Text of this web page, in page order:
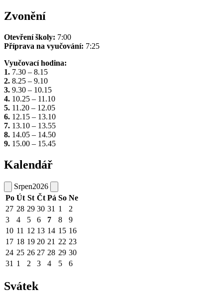
Zvonění
Otevření školy: 7:00
Příprava na vyučování: 7:25
Vyučovací hodina:
1. 7.30 – 8.15
2. 8.25 – 9.10
3. 9.30 – 10.15
4. 10.25 – 11.10
5. 11.20 – 12.05
6. 12.15 – 13.10
7. 13.10 – 13.55
8. 14.05 – 14.50
9. 15.00 – 15.45
Kalendář
Srpen2026
Po Út St Čt Pá So Ne
27 28 29 30 31 1
2
3
4 5 6 7 8
9
10 11 12 13 14 15 16
17 18 19 20 21 22 23
24 25 26 27 28 29 30
31 1 2 3 4 5 6
Svátek